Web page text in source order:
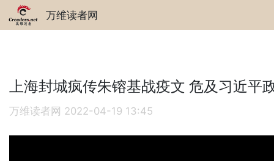
万维读者网
上海封城疯传朱镕基战疫文 危及习近平
万维读者网 2022-04-19 13:45